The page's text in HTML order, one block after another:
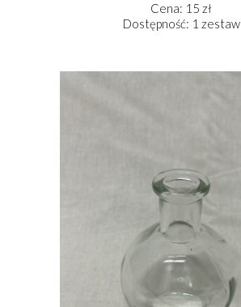
Cena: 15 zł
Dostępność: 1 zestaw